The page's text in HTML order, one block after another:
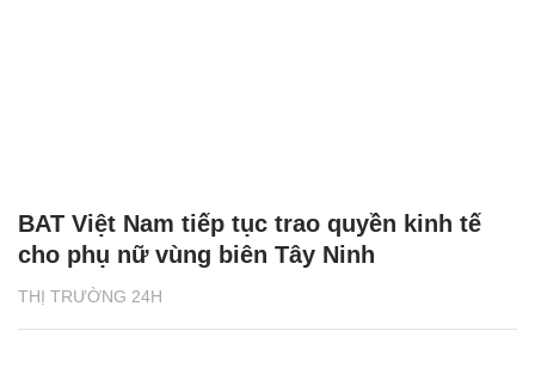
THỊ TRƯỜNG 24H
BAT Việt Nam tiếp tục trao quyền kinh tế
cho phụ nữ vùng biên Tây Ninh